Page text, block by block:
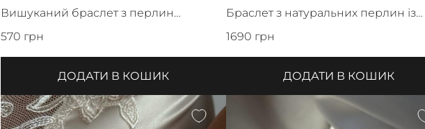
Вишуканий браслет з перлин
Майорка
570 грн
ДОДАТИ В КОШИК
Браслет з натуральних перлин із
застібкою тогл у фіанітах
1690 грн
ДОДАТИ В КОШИК